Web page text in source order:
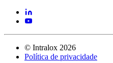
© Intralox 2026
Política de privacidade